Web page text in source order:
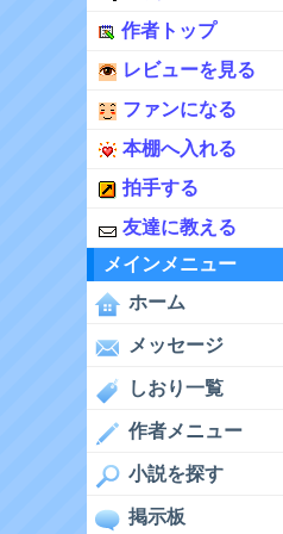
作者トップ
レビューを見る
ファンになる
本棚へ入れる
拍手する
友達に教える
メインメニュー
ホーム
メッセージ
しおり一覧
作者メニュー
小説を探す
掲示板